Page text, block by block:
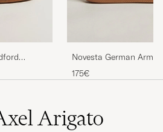
Novesta German Army
Black
175€
Arigato